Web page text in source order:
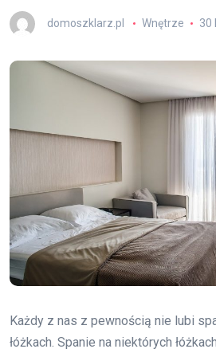
domoszklarz.pl Wnętrze 30
Każdy z nas z pewnością nie lubi
łóżkach. Spanie na niektórych